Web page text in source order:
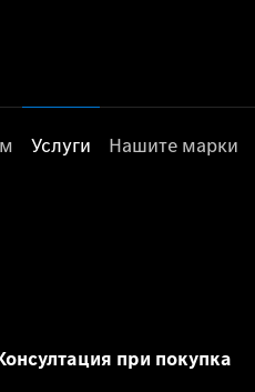
Услуги Нашите марки
при покупка